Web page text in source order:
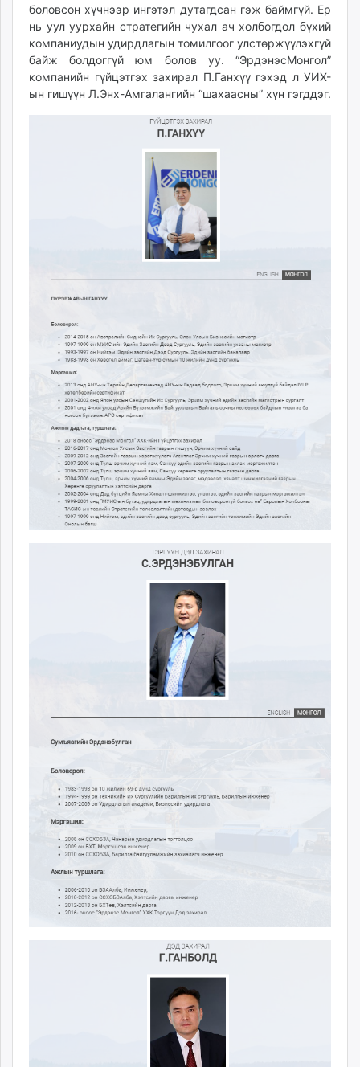
боловсон хүчнээр ингэтэл дутагдсан гэж баймгүй. Ер
нь уул уурхайн стратегийн чухал ач холбогдол бүхий
компаниудын удирдлагын томилгоог улстөржүүлэхгүй
байж болдоггүй юм болов уу. “ЭрдэнэсМонгол”
компанийн гүйцэтгэх захирал П.Ганхүү гэхэд л УИХ-
ын гишүүн Л.Энх-Амгалангийн “шахаасны” хүн гэгддэг.